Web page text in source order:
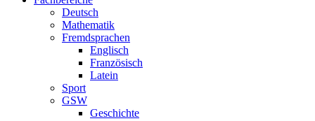
Deutsch
Mathematik
Fremdsprachen
Englisch
Französisch
Latein
Sport
GSW
Geschichte